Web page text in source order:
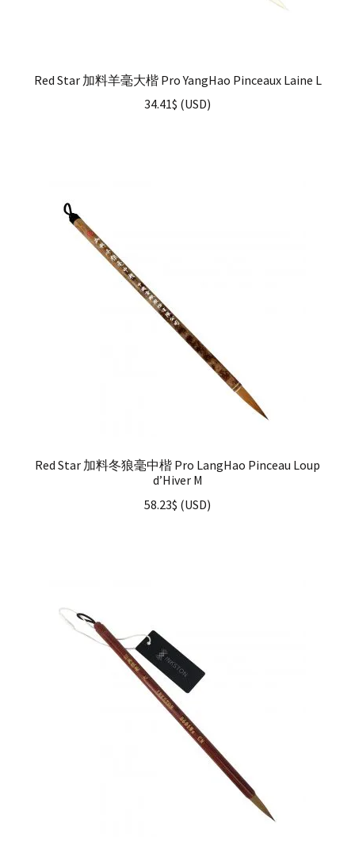
Red Star 加料羊毫大楷 Pro YangHao Pinceaux Laine L
34.41$ (USD)
Red Star 加料冬狼毫中楷 Pro LangHao Pinceau Loup
d’Hiver M
58.23$ (USD)